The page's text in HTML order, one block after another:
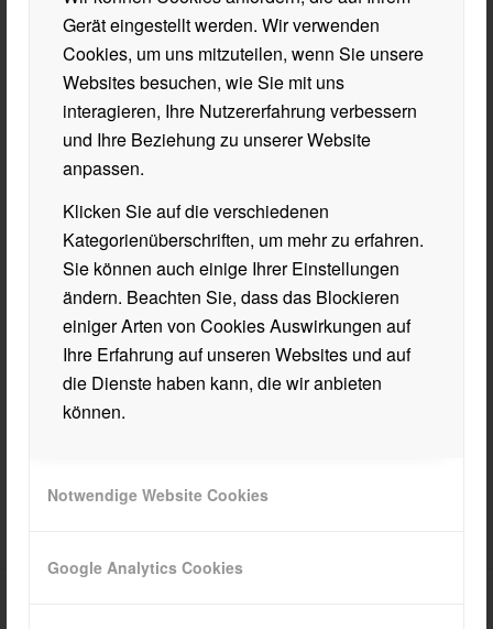
Gerät eingestellt werden. Wir verwenden
Cookies, um uns mitzuteilen, wenn Sie unsere
Websites besuchen, wie Sie mit uns
interagieren, Ihre Nutzererfahrung verbessern
und Ihre Beziehung zu unserer Website
anpassen.
Klicken Sie auf die verschiedenen
Kategorienüberschriften, um mehr zu erfahren.
Sie können auch einige Ihrer Einstellungen
ändern. Beachten Sie, dass das Blockieren
einiger Arten von Cookies Auswirkungen auf
Ihre Erfahrung auf unseren Websites und auf
die Dienste haben kann, die wir anbieten
können.
Notwendige Website Cookies
Google Analytics Cookies